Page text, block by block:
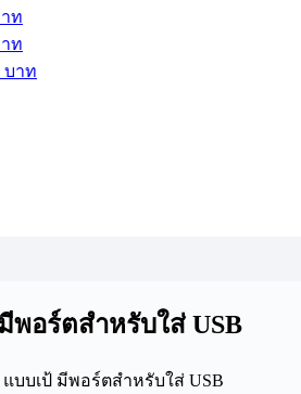
ท
ท
บาท
พอร์ตสำหรับใส่ USB
บบเป้ มีพอร์ตสำหรับใส่ USB